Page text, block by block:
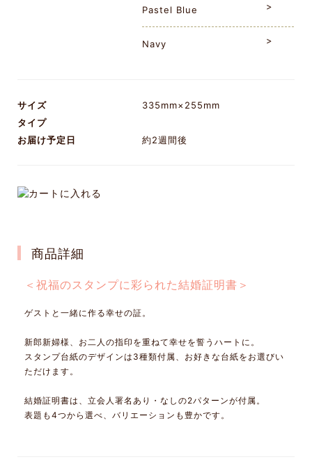
Pastel Blue
Navy
サイズ
335mm×255mm
タイプ
お届け予定日
約2週間後
商品詳細
＜祝福のスタンプに彩られた結婚証明書＞
ゲストと一緒に作る幸せの証。
新郎新婦様、お二人の指印を重ねて幸せを誓うハートに。
スタンプ台紙のデザインは3種類付属、お好きな台紙をお選びい
ただけます。
結婚証明書は、立会人署名あり・なしの2パターンが付属。
表題も4つから選べ、バリエーションも豊かです。